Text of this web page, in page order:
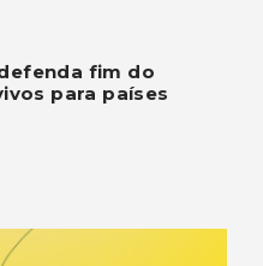
fim do
para países